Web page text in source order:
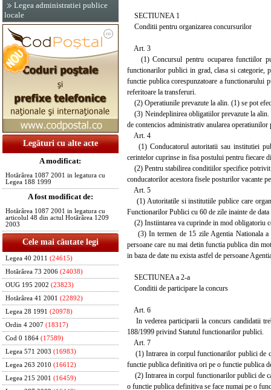
Legea administratiei publice
locale
Legături cu alte acte
A modificat:
Hotărârea 1087 2001 in legatura cu
Legea 188 1999
A fost modificat de:
Hotărârea 1087 2001 in legatura cu
articolul 48 din actul Hotărârea 1209
2003
Cele mai căutate legi
Legea 40 2011 (24615)
Hotărârea 73 2006 (24038)
OUG 195 2002 (23823)
Hotărârea 41 2001 (22892)
Legea 28 1991 (20978)
Ordin 4 2007 (18317)
Cod 0 1864 (17589)
Legea 571 2003 (16983)
Legea 263 2010 (16612)
Legea 215 2001 (16459)
SECTIUNEA 1
Conditii pentru organizarea concursurilor
Art. 3
(1) Concursul pentru ocuparea functiilor
functionarilor publici in grad, clasa si categorie,
functie publica corespunzatoare a functionarului
referitoare la transferuri.
(2) Operatiunile prevazute la alin. (1) se pot
(3) Neindeplinirea obligatiilor prevazute la alin.
de contencios administrativ anularea operatiunilor
Art. 4
(1) Conducatorul autoritatii sau institutiei
cerintelor cuprinse in fisa postului pentru fiecare
(2) Pentru stabilirea conditiilor specifice potrivit
conducatorilor acestora fisele posturilor vacante
Art. 5
(1) Autoritatile si institutiile publice care
Functionarilor Publici cu 60 de zile inainte de
(2) Instiintarea va cuprinde in mod obligatoriu
(3) In termen de 15 zile Agentia Nationala a
persoane care nu mai detin functia publica din
in baza de date nu exista astfel de persoane
SECTIUNEA a 2-a
Conditii de participare la concurs
Art. 6
In vederea participarii la concurs candidatii
188/1999 privind Statutul functionarilor publici.
Art. 7
(1) Intrarea in corpul functionarilor publici de
functie publica definitiva ori pe o functie publica
(2) Intrarea in corpul functionarilor publici de
o functie publica definitiva se face numai pe o